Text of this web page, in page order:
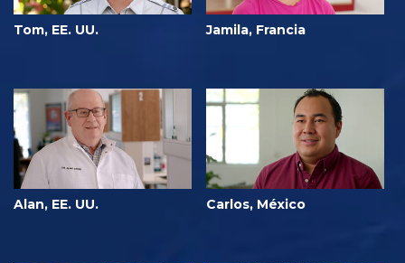
Tom, EE. UU. Jamila, Francia
Alan, EE. UU. Carlos, México